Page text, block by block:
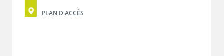
PLAN D'ACCÈS